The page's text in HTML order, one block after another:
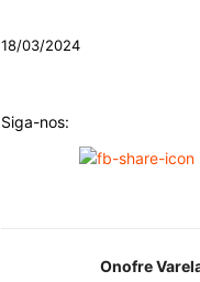
18/03/2024
Siga-nos:
Onofre